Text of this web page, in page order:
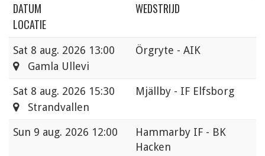
DATUM
WEDSTRIJD
LOCATIE
Sat 8 aug. 2026 13:00
Örgryte - AIK
Gamla Ullevi
Sat 8 aug. 2026 15:30
Mjällby - IF Elfsborg
Strandvallen
Sun 9 aug. 2026 12:00
Hammarby IF - BK
Hacken